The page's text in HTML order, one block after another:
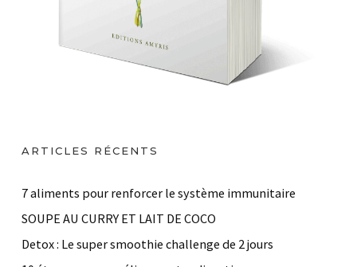
ARTICLES RÉCENTS
7 aliments pour renforcer le système immunitaire
SOUPE AU CURRY ET LAIT DE COCO
Detox : Le super smoothie challenge de 2 jours